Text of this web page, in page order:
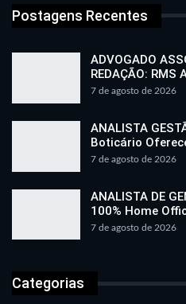
Postagens Recentes
ADVOGADO
REDAÇÃO: RMS
7 de agosto de 2026
ANALISTA
Boticário
7 de agosto de 2026
ANALISTA DE
100% Home
7 de agosto de 2026
Categorias